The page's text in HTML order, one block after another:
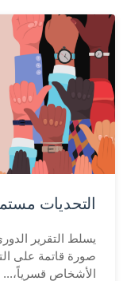
التحديات
صورة قاتمة على
الأشخاص قسرياً،...